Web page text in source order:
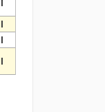
I
I
I
I